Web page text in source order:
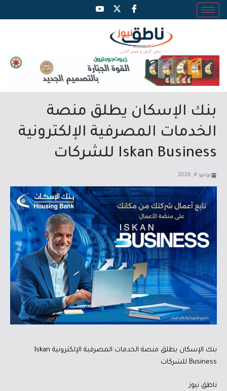
بنك الإسكان يطلق منصة
الخدمات المصرفية الإلكترونية
Iskan Business للشركات
يونيو 4, 2026
بنك الإسكان يطلق منصة الخدمات المصرفية الإلكترونية Iskan
Business للشركات
ناطق نيوز